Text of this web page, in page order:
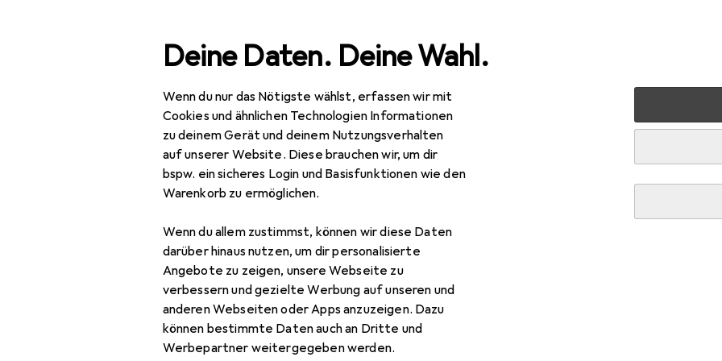
Deine Daten. Deine Wahl.
Wenn du nur das Nötigste wählst, erfassen wir mit
Cookies und ähnlichen Technologien Informationen
zu deinem Gerät und deinem Nutzungsverhalten
auf unserer Website. Diese brauchen wir, um dir
bspw. ein sicheres Login und Basisfunktionen wie den
Warenkorb zu ermöglichen.
Wenn du allem zustimmst, können wir diese Daten
darüber hinaus nutzen, um dir personalisierte
Angebote zu zeigen, unsere Webseite zu
verbessern und gezielte Werbung auf unseren und
anderen Webseiten oder Apps anzuzeigen. Dazu
können bestimmte Daten auch an Dritte und
Werbepartner weitergegeben werden.
Navigation nach Kategorien Gesamtsortiment IT + Multimedia Peripherie
EUR
12,90
RebeltecPredator (RBLMYS00052)
Zubehör für Rebeltec Predator
Hier findest du passendes Zubehör zum Produkt Rebeltec Predator (RBLMYS00052)